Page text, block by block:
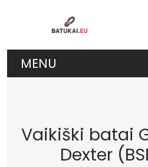
Vaikiški batai
Dexter